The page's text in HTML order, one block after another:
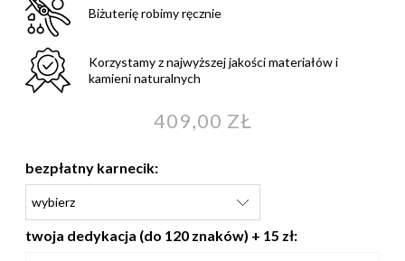
Biżuterię robimy ręcznie
Korzystamy z najwyższej jakości materiałów i
kamieni naturalnych
409,00 ZŁ
bezpłatny karnecik:
twoja dedykacja (do 120 znaków) + 15 zł: